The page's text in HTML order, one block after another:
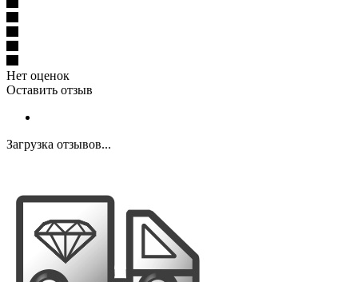
Нет оценок
Оставить отзыв
Загрузка отзывов...